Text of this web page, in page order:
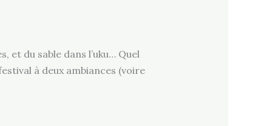
et du sable dans l’uku… Quel
à deux ambiances (voire